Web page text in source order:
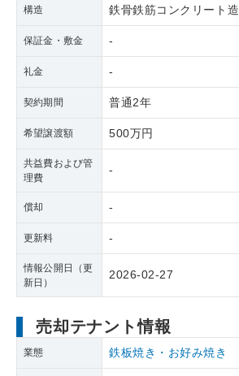
構造 鉄骨鉄筋コンクリート造
保証金・敷金 -
礼金 -
契約期間 普通2年
希望譲渡額 500万円
共益費および管
理費
-
償却 -
更新料 -
情報公開日（更
新日）
2026-02-27
売却テナント情報
業態 鉄板焼き・お好み焼き